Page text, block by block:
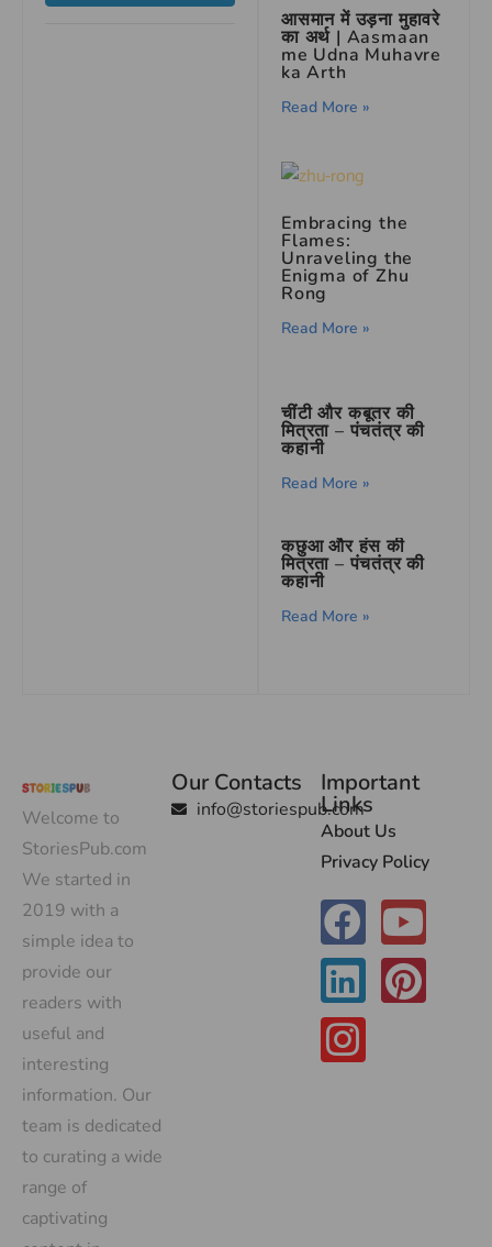
आसमान में उड़ना मुहावरे
का अर्थ | Aasmaan
me Udna Muhavre
ka Arth
Read More »
Embracing the
Flames:
Unraveling the
Enigma of Zhu
Rong
Read More »
चींटी और कबूतर की
मित्रता – पंचतंत्र की
कहानी
Read More »
कछुआ और हंस की
मित्रता – पंचतंत्र की
कहानी
Read More »
Welcome to
StoriesPub.com
We started in
2019 with a
simple idea to
provide our
readers with
useful and
interesting
information. Our
team is dedicated
to curating a wide
range of
captivating
Our Contacts
info@storiespub.com
Important
Links
About Us
Privacy Policy